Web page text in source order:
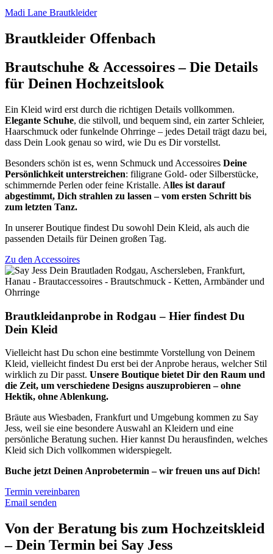
Madi Lane Brautkleider
Brautkleider Offenbach
Brautschuhe & Accessoires – Die Details
für Deinen Hochzeitslook
Ein Kleid wird erst durch die richtigen Details vollkommen.
Elegante Schuhe, die stilvoll, und bequem sind, ein zarter Schleier,
Haarschmuck oder funkelnde Ohrringe – jedes Detail trägt dazu bei,
dass Dein Look genau so wird, wie Du es Dir vorstellst.
Besonders schön ist es, wenn Schmuck und Accessoires Deine
Persönlichkeit unterstreichen: filigrane Gold- oder Silberstücke,
schimmernde Perlen oder feine Kristalle. Alles ist darauf
abgestimmt, Dich strahlen zu lassen – vom ersten Schritt bis
zum letzten Tanz.
In unserer Boutique findest Du sowohl Dein Kleid, als auch die
passenden Details für Deinen großen Tag.
Zu den Accessoires
Brautkleidanprobe in Rodgau – Hier findest Du
Dein Kleid
Vielleicht hast Du schon eine bestimmte Vorstellung von Deinem
Kleid, vielleicht findest Du erst bei der Anprobe heraus, welcher Stil
wirklich zu Dir passt. Unsere Boutique bietet Dir den Raum und
die Zeit, um verschiedene Designs auszuprobieren – ohne
Hektik, ohne Ablenkung.
Bräute aus Wiesbaden, Frankfurt und Umgebung kommen zu Say
Jess, weil sie eine besondere Auswahl an Kleidern und eine
persönliche Beratung suchen. Hier kannst Du herausfinden, welches
Kleid sich Dich vollkommen widerspiegelt.
Buche jetzt Deinen Anprobetermin – wir freuen uns auf Dich!
Termin vereinbaren
Email senden
Von der Beratung bis zum Hochzeitskleid
– Dein Termin bei Say Jess